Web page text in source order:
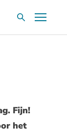
ZoekvakMenu
Fijn!
het